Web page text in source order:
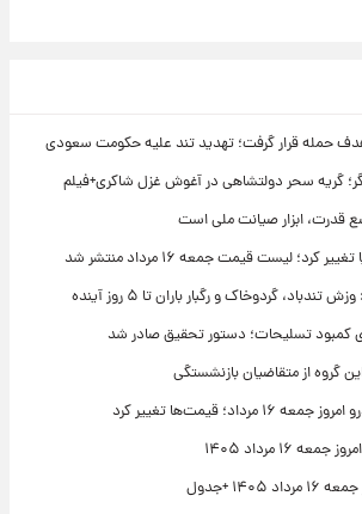
حمله قرار گرفت؛ تهدید تند علیه حکومت سعودی
گریه سحر دولتشاهی در آغوش غزل شاکری+فیلم
قدرت، ابزار صیانت ملی است
لیست قیمت جمعه ۱۶ مرداد منتشر شد
گردوخاک و رگبار باران تا ۵ روز آینده
کمبود تسلیحات؛ دستور تحقیق صادر شد
قیمت‌ها تغییر کرد
۱۶ مرداد ۱۴۰۵
+جدول